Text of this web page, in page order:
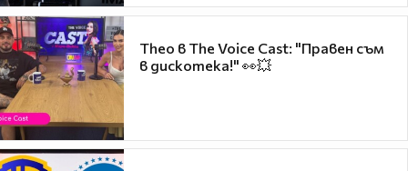
Theo в The Voice Cast: "Правен съм
в дискотека!" 👀💥